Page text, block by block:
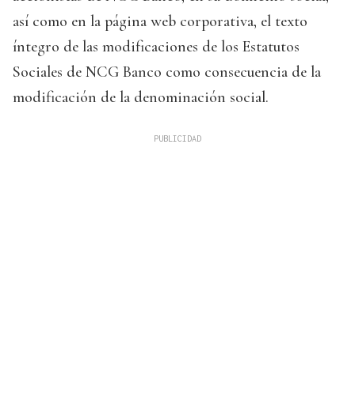
así como en la página web corporativa, el texto
íntegro de las modificaciones de los Estatutos
Sociales de NCG Banco como consecuencia de la
modificación de la denominación social.